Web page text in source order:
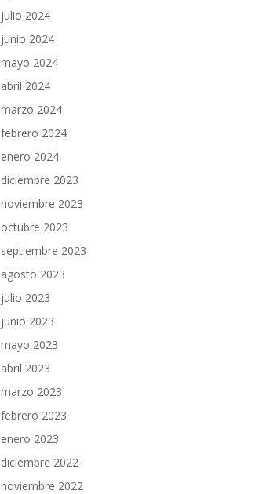
julio 2024
junio 2024
mayo 2024
abril 2024
marzo 2024
febrero 2024
enero 2024
diciembre 2023
noviembre 2023
octubre 2023
septiembre 2023
agosto 2023
julio 2023
junio 2023
mayo 2023
abril 2023
marzo 2023
febrero 2023
enero 2023
diciembre 2022
noviembre 2022